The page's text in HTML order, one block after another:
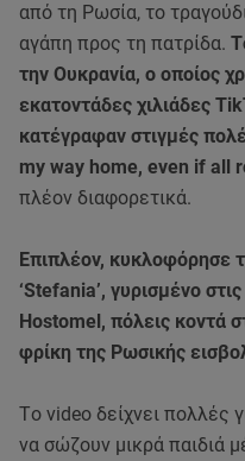
από τη Ρωσία, το
αγάπη προς τη πατρίδα.
την Ουκρανία, ο οποίος
εκατοντάδες χιλιάδες
κατέγραφαν στιγμές
my way home, even if all
πλέον διαφορετικά.
Επιπλέον, κυκλοφόρησε
‘Stefania’, γυρισμένο
Hostomel, πόλεις κοντά
φρίκη της Ρωσικής
Tο video δείχνει πολλές
να σώζουν μικρά παιδιά